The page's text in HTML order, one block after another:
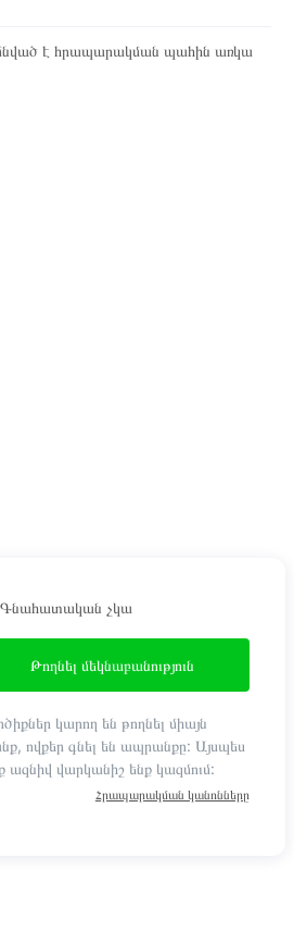
է հրապարակման պահին առկա
Գնահատական չկա
Թողնել մեկնաբանություն
կարող են թողնել միայն
ովքեր գնել են ապրանքը: Այսպես
ազնիվ վարկանիշ ենք կազմում:
Հրապարակման կանոնները